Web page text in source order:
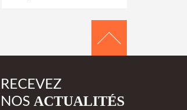
RECEVEZ
NOS ACTUALITÉS